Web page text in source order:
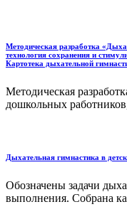
Методическая разработка
технология сохранения и
Картотека дыхательной
Методическая
дошкольных
Дыхательная гимнастика в
Обозначены задачи
выполнения. Собрана